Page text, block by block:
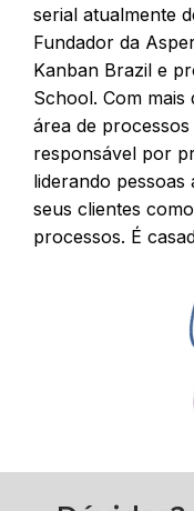
serial atualmente
Fundador da
Kanban Brazil e
School. Com mais
área de
responsável por
liderando
seus clientes
processos. É